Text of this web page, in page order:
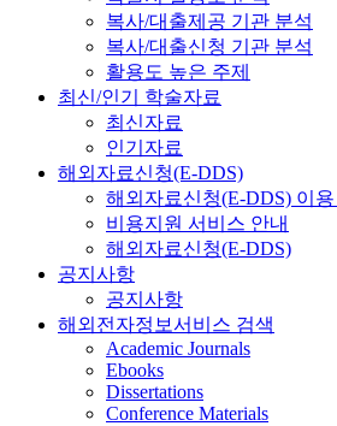
복사/대출제공 기관 분석
복사/대출신청 기관 분석
활용도 높은 주제
최신/인기 학술자료
최신자료
인기자료
해외자료신청(E-DDS)
해외자료신청(E-DDS) 이용
비용지원 서비스 안내
해외자료신청(E-DDS)
공지사항
공지사항
해외전자정보서비스 검색
Academic Journals
Ebooks
Dissertations
Conference Materials